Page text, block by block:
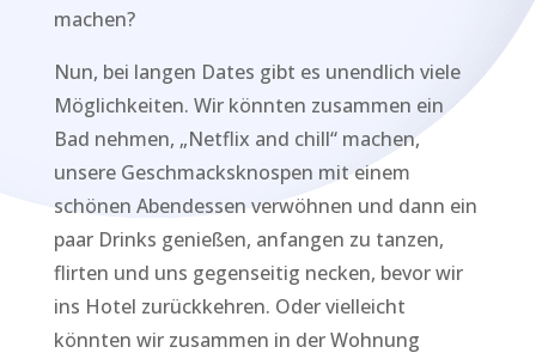
machen?
Nun, bei langen Dates gibt es unendlich viele
Möglichkeiten. Wir könnten zusammen ein
Bad nehmen, „Netflix and chill“ machen,
unsere Geschmacksknospen mit einem
schönen Abendessen verwöhnen und dann ein
paar Drinks genießen, anfangen zu tanzen,
flirten und uns gegenseitig necken, bevor wir
ins Hotel zurückkehren. Oder vielleicht
könnten wir zusammen in der Wohnung